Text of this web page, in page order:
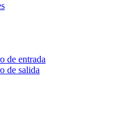
de entrada
de salida